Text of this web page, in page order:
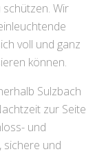
Wir
voll und ganz
können.
Sulzbach
zur Seite
und
sichere und